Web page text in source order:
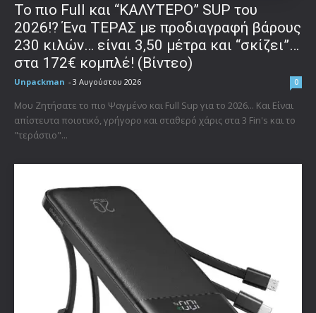
To πιο Full και “ΚΑΛΥΤΕΡΟ” SUP του
2026!? Ένα ΤΕΡΑΣ με προδιαγραφή βάρους
230 κιλών… είναι 3,50 μέτρα και “σκίζει”…
στα 172€ κομπλέ! (Βίντεο)
Unpackman - 3 Αυγούστου 2026 0
Μου Ζητήσατε το πιο Ψαγμένο και Full Sup για το 2026... Και Είναι
απίστευτα ποιοτικό, γρήγορο και σταθερό χάρις στα 3 Fin's και το
"τεράστιο"...